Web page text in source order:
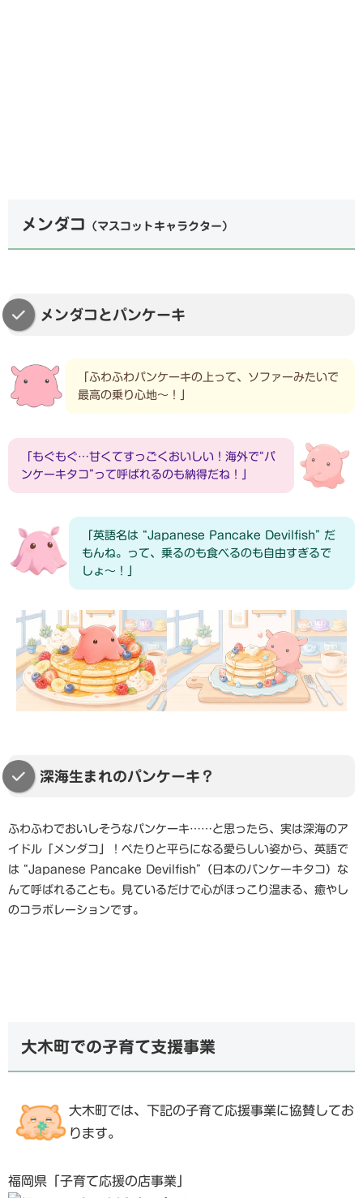
メンダコ （マスコットキャラクター）
メンダコとパンケーキ
「ふわふわパンケーキの上って、ソファーみたいで
最高の乗り心地〜！」
「もぐもぐ…甘くてすっごくおいしい！海外で“パ
ンケーキタコ”って呼ばれるのも納得だね！」
「英語名は “Japanese Pancake Devilfish” だ
もんね。って、乗るのも食べるのも自由すぎるで
しょ〜！」
深海生まれのパンケーキ？
ふわふわでおいしそうなパンケーキ……と思ったら、実は深海のア
イドル「メンダコ」！ぺたりと平らになる愛らしい姿から、英語で
は “Japanese Pancake Devilfish”（日本のパンケーキタコ）な
んて呼ばれることも。見ているだけで心がほっこり温まる、癒やし
のコラボレーションです。
大木町での子育て支援事業
大木町では、下記の子育て応援事業に協賛してお
ります。
福岡県「子育て応援の店事業」